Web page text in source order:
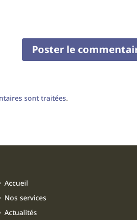
sont traitées.
Accueil
Nos services
Actualités